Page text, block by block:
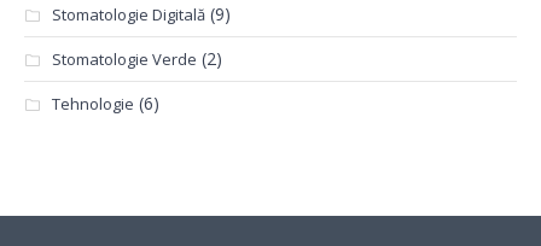
Stomatologie Digitală (9)
Stomatologie Verde (2)
Tehnologie (6)